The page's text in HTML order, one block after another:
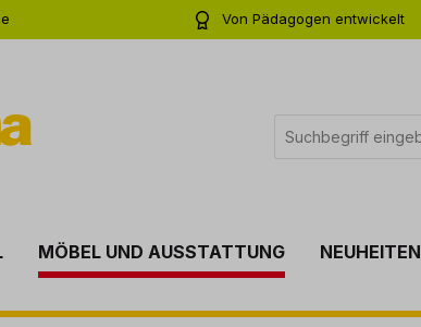
Von Pädagogen entwickelt
MÖBEL UND AUSSTATTUNG NEUHEITEN